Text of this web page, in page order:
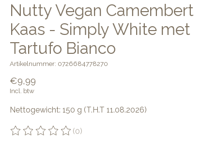
Nutty Vegan Camembert
Kaas - Simply White met
Tartufo Bianco
Artikelnummer: 0726684778270
€9,99
Incl. btw
Nettogewicht: 150 g (T.H.T 11.08.2026)
De beoordeling van dit product is
(0)